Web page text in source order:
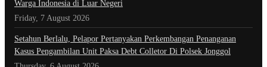
Warga Indonesia di Luar Negeri
Friday, 7 August 2026
Setahun Berlalu, Pelapor Pertanyakan Perkembangan Penanganan
Kasus Pengambilan Unit Paksa Debt Colletor Di Polsek Jonggol